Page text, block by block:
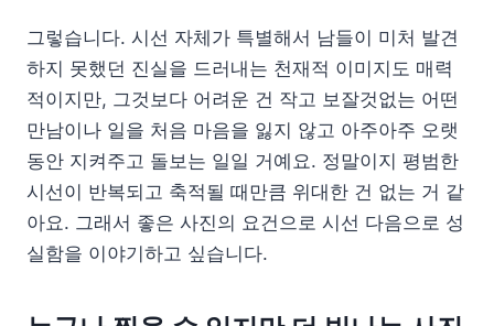
그렇습니다. 시선 자체가 특별해서 남들이 미처 발견
하지 못했던 진실을 드러내는 천재적 이미지도 매력
적이지만, 그것보다 어려운 건 작고 보잘것없는 어떤
만남이나 일을 처음 마음을 잃지 않고 아주아주 오랫
동안 지켜주고 돌보는 일일 거예요. 정말이지 평범한
시선이 반복되고 축적될 때만큼 위대한 건 없는 거 같
아요. 그래서 좋은 사진의 요건으로 시선 다음으로 성
실함을 이야기하고 싶습니다.